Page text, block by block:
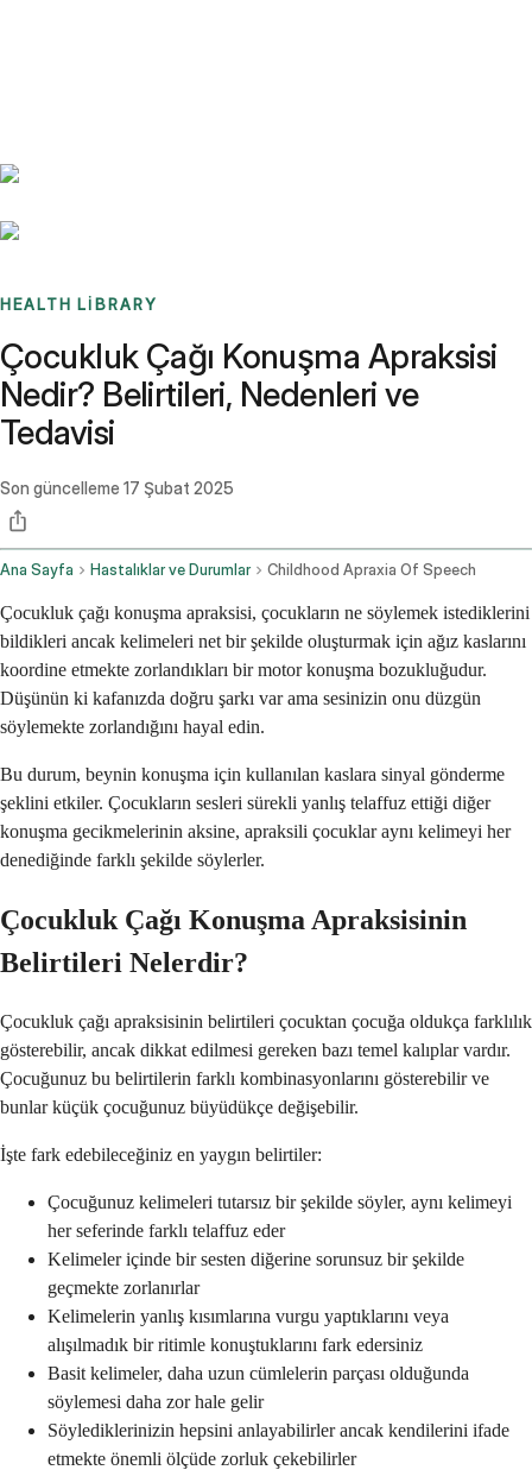
HEALTH LIBRARY
Çocukluk Çağı Konuşma Apraksisi
Nedir? Belirtileri, Nedenleri ve
Tedavisi
Son güncelleme 17 Şubat 2025
Ana Sayfa Hastalıklar ve Durumlar Childhood Apraxia Of Speech
Çocukluk çağı konuşma apraksisi, çocukların ne söylemek istediklerini
bildikleri ancak kelimeleri net bir şekilde oluşturmak için ağız kaslarını
koordine etmekte zorlandıkları bir motor konuşma bozukluğudur.
Düşünün ki kafanızda doğru şarkı var ama sesinizin onu düzgün
söylemekte zorlandığını hayal edin.
Bu durum, beynin konuşma için kullanılan kaslara sinyal gönderme
şeklini etkiler. Çocukların sesleri sürekli yanlış telaffuz ettiği diğer
konuşma gecikmelerinin aksine, apraksili çocuklar aynı kelimeyi her
denediğinde farklı şekilde söylerler.
Çocukluk Çağı Konuşma Apraksisinin
Belirtileri Nelerdir?
Çocukluk çağı apraksisinin belirtileri çocuktan çocuğa oldukça farklılık
gösterebilir, ancak dikkat edilmesi gereken bazı temel kalıplar vardır.
Çocuğunuz bu belirtilerin farklı kombinasyonlarını gösterebilir ve
bunlar küçük çocuğunuz büyüdükçe değişebilir.
İşte fark edebileceğiniz en yaygın belirtiler:
Çocuğunuz kelimeleri tutarsız bir şekilde söyler, aynı kelimeyi
her seferinde farklı telaffuz eder
Kelimeler içinde bir sesten diğerine sorunsuz bir şekilde
geçmekte zorlanırlar
Kelimelerin yanlış kısımlarına vurgu yaptıklarını veya
alışılmadık bir ritimle konuştuklarını fark edersiniz
Basit kelimeler, daha uzun cümlelerin parçası olduğunda
söylemesi daha zor hale gelir
Söylediklerinizin hepsini anlayabilirler ancak kendilerini ifade
etmekte önemli ölçüde zorluk çekebilirler